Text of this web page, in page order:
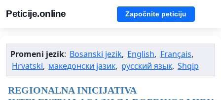
Peticije.online Započnite peticiju
Promeni jezik: Bosanski jezik, English, Français,
Hrvatski, македонски јазик, русский язык, Shqip
REGIONALNA INICIJATIVA